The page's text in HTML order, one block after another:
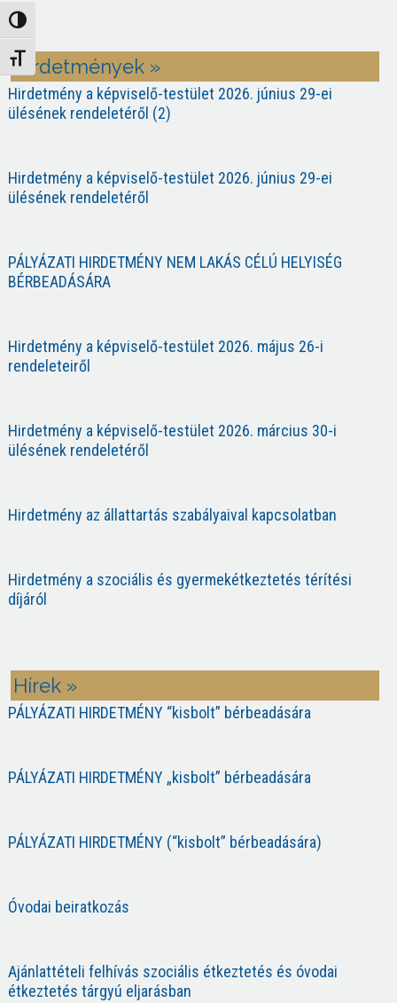
Nagy kontraszt váltása
Betűméret váltása
Hirdetmények »
Hirdetmény a képviselő-testület 2026. június 29-ei
ülésének rendeletéről (2)
Hirdetmény a képviselő-testület 2026. június 29-ei
ülésének rendeletéről
PÁLYÁZATI HIRDETMÉNY NEM LAKÁS CÉLÚ HELYISÉG
BÉRBEADÁSÁRA
Hirdetmény a képviselő-testület 2026. május 26-i
rendeleteiről
Hirdetmény a képviselő-testület 2026. március 30-i
ülésének rendeletéről
Hirdetmény az állattartás szabályaival kapcsolatban
Hirdetmény a szociális és gyermekétkeztetés térítési
díjáról
Hírek »
PÁLYÁZATI HIRDETMÉNY “kisbolt” bérbeadására
PÁLYÁZATI HIRDETMÉNY „kisbolt” bérbeadására
PÁLYÁZATI HIRDETMÉNY (“kisbolt” bérbeadására)
Óvodai beiratkozás
Ajánlattételi felhívás szociális étkeztetés és óvodai
étkeztetés tárgyú eljarásban